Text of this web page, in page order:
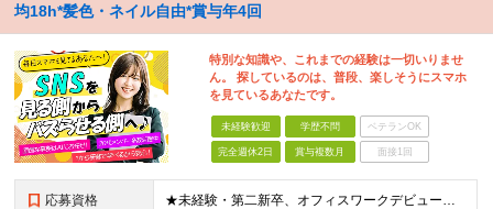
均18h*髪色・ネイル自由*賞与年4回
特別な知識や、これまでの経験は一切いりませ
ん。 探しているのは、普段、楽しそうにスマホ
を見ているあなたです。
未経験歓迎 学歴不問 ベテランOK
完全週休2日 賞与複数月 面接1回
応募資格 ★未経験・第二新卒、オフィスワークデビュー大歓迎 ★平均年齢は28.6歳！ ★20代の若手メンバーが中心になって活躍している職場です！ ●学歴不問 ※35歳以下の方（若年層の長期キャリア形成） ★こ